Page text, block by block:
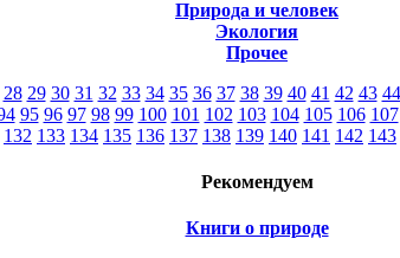
Природа и человек
Экология
Прочее
28 29 30 31 32 33 34 35 36 37 38 39 40 41 42 43 44
95 96 97 98 99 100 101 102 103 104 105 106 107
132 133 134 135 136 137 138 139 140 141 142 143
Рекомендуем
Книги о природе